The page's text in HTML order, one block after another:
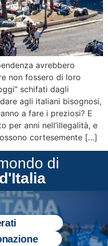
avrebbero
non fossero di loro
schifati dagli
agli italiani bisognosi,
a fare i preziosi? E
per anni nell’illegalità, e
cortesemente […]
di